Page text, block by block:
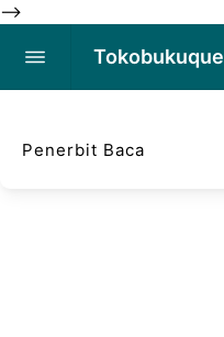
-->
Tokobukuque
Penerbit Baca